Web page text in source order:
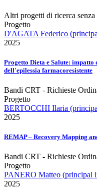
Altri progetti di ricerca
Progetto
D'AGATA Federico
2025
Progetto Dieta e Salute:
dell'epilessia farmacoresistente
Bandi CRT - Richieste
Progetto
BERTOCCHI Ilaria
2025
REMAP – Recovery Mapping
Bandi CRT - Richieste
Progetto
PANERO Matteo (principal
2025